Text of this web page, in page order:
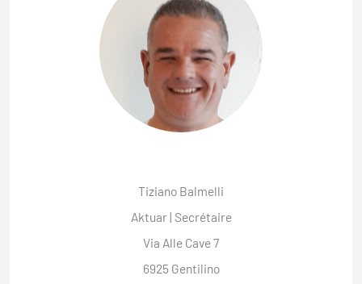
Tiziano Balmelli
Aktuar | Secrétaire
Via Alle Cave 7
6925 Gentilino